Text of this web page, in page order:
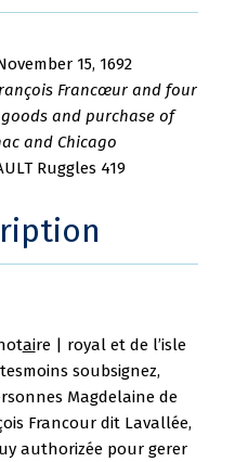
15, 1692
Francœur and four
and purchase of
and Chicago
Ruggles 419
aire | royal et de l’isle
soubsignez,
Magdelaine de
Francour dit Lavallée,
authorizée pour gerer